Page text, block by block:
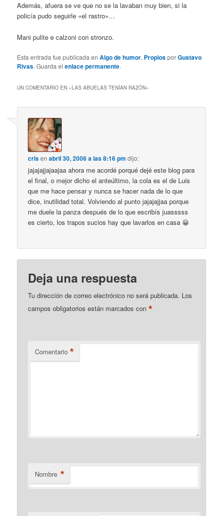
Además, afuera se ve que no se la lavaban muy bien, si la
policía pudo seguirle «el rastro»…
Mani pulite e calzoni con stronzo.
Esta entrada fue publicada enAlgo de humor, PropiosporGustavo
Rivas. Guarda elenlace permanente.
UN COMENTARIO EN «LAS ABUELAS TENÍAN RAZÓN»
crisenabril 30, 2006 a las 8:16 pm dijo:
jajajajjajaajaa ahora me acordé porqué dejé este blog para
el final, o mejor dicho el anteúltimo, la cola es el de Luis
que me hace pensar y nunca se hacer nada de lo que
dice, inutilidad total. Volviendo al punto jajajajjaa porque
me duele la panza después de lo que escribís juasssss
es cierto, los trapos sucios hay que lavarlos en casa 😀
Deja una respuesta
Tu dirección de correo electrónico no será publicada. Los
campos obligatorios están marcados con*
Comentario *
Nombre *